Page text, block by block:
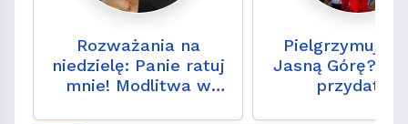
Rozważania na
niedzielę: Panie ratuj
mnie! Modlitwa w
Jasną Górę?
przydatne